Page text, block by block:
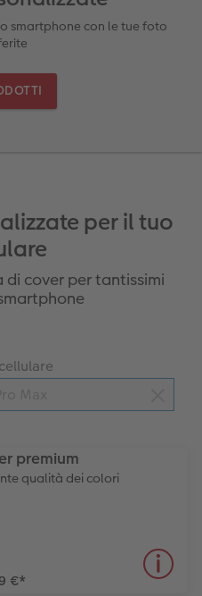
diretta
smartphone con le tue foto
per il tuo
cover per tantissimi
premium
qualità dei colori
€*